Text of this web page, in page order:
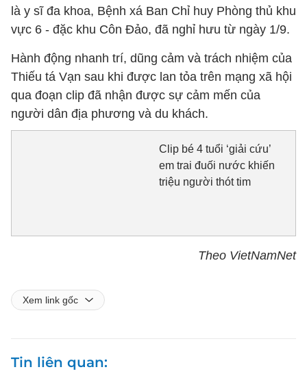
là y sĩ đa khoa, Bệnh xá Ban Chỉ huy Phòng thủ khu
vực 6 - đặc khu Côn Đảo, đã nghỉ hưu từ ngày 1/9.
Hành động nhanh trí, dũng cảm và trách nhiệm của
Thiếu tá Vạn sau khi được lan tỏa trên mạng xã hội
qua đoạn clip đã nhận được sự cảm mến của
người dân địa phương và du khách.
Clip bé 4 tuổi ‘giải cứu’
em trai đuối nước khiến
triệu người thót tim
Theo VietNamNet
Xem link gốc
Tin liên quan